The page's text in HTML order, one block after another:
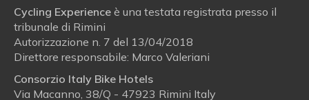
Cycling Experience è una testata registrata presso il
tribunale di Rimini
Autorizzazione n. 7 del 13/04/2018
Direttore responsabile: Marco Valeriani
Consorzio Italy Bike Hotels
Via Macanno, 38/Q - 47923 Rimini Italy